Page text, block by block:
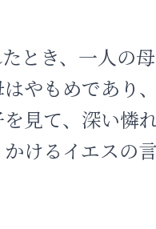
とき、一人の
やもめであり
見て、深い憐
けるイエスの